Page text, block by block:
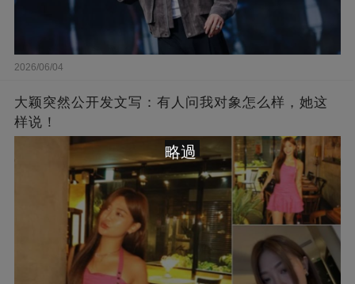
2026/06/04
大颖突然公开发文写：有人问我对象怎么样，她这
样说！
略過